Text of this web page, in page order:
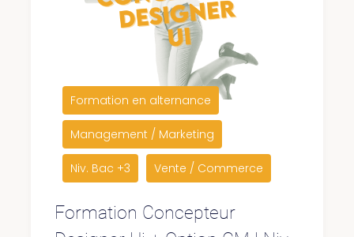
Formation en alternance
Management / Marketing
Niv. Bac +3 Vente / Commerce
Formation Concepteur